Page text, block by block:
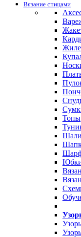
Вязание спицами
Топы